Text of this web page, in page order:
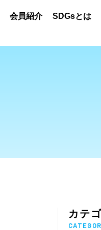
会員紹介
SDGsとは
カテ